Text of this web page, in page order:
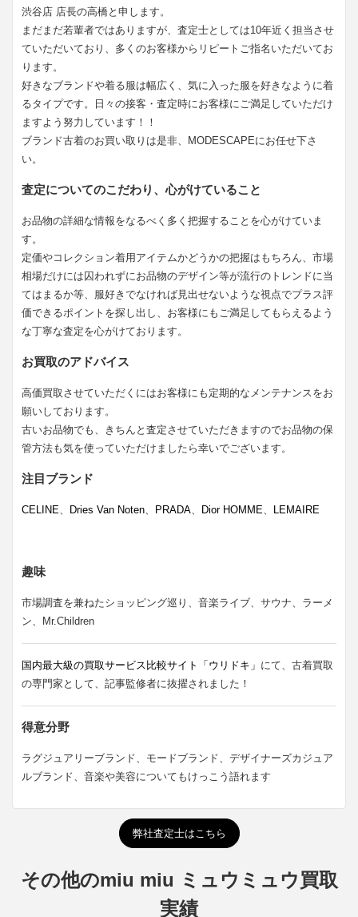
渋谷店 店長の高橋と申します。
まだまだ若輩者ではありますが、査定士としては10年近く担当させ
ていただいており、多くのお客様からリピートご指名いただいてお
ります。
好きなブランドや着る服は幅広く、気に入った服を好きなように着
るタイプです。日々の接客・査定時にお客様にご満足していただけ
ますよう努力しています！！
ブランド古着のお買い取りは是非、MODESCAPEにお任せ下さ
い。
査定についてのこだわり、心がけていること
お品物の詳細な情報をなるべく多く把握することを心がけていま
す。
定価やコレクション着用アイテムかどうかの把握はもちろん、市場
相場だけには囚われずにお品物のデザイン等が流行のトレンドに当
てはまるか等、服好きでなければ見出せないような視点でプラス評
価できるポイントを探し出し、お客様にもご満足してもらえるよう
な丁寧な査定を心がけております。
お買取のアドバイス
高価買取させていただくにはお客様にも定期的なメンテナンスをお
願いしております。
古いお品物でも、きちんと査定させていただきますのでお品物の保
管方法も気を使っていただけましたら幸いでございます。
注目ブランド
CELINE、 Dries Van Noten、 PRADA、 Dior HOMME、 LEMAIRE
趣味
市場調査を兼ねたショッピング巡り、音楽ライブ、サウナ、ラーメ
ン、Mr.Children
国内最大級の買取サービス比較サイト「ウリドキ」 にて、古着買取
の専門家として、記事監修者に抜擢されました！
得意分野
ラグジュアリーブランド、モードブランド、デザイナーズカジュア
ルブランド、音楽や美容についてもけっこう語れます
弊社査定士はこちら
その他のmiu miu ミュウミュウ買取
実績